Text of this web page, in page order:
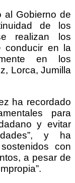
al Gobierno de
de los
realizan los
conducir en la
en los
Lorca, Jumilla
ha recordado
para
y evitar
y ha
con
a pesar de